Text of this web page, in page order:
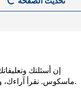
إن أسئلتك
ماسكوس. نقرأ آراءك، ونرد عليها، بناء على طلبكم في أسرع وقت ممكن.